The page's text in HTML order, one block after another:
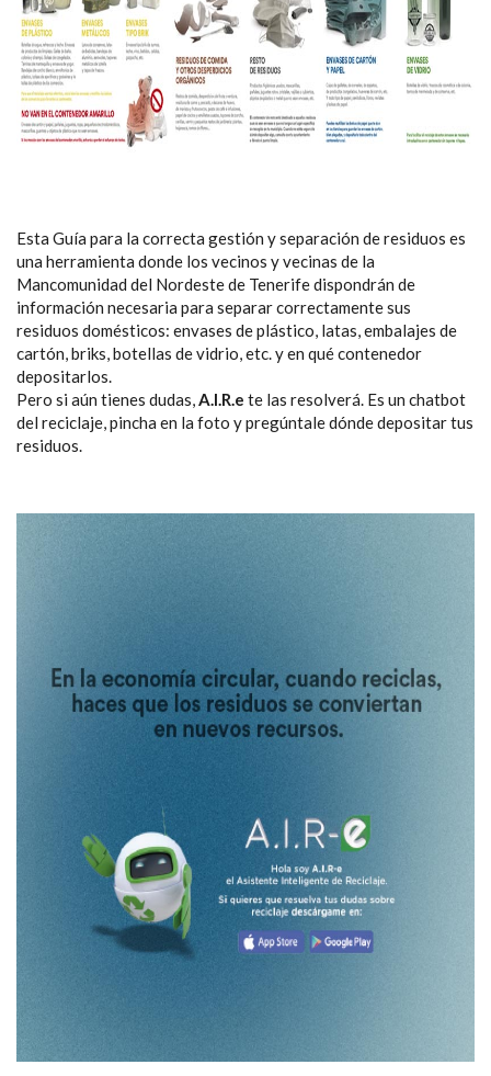
Esta Guía para la correcta gestión y separación de residuos es
una herramienta donde los vecinos y vecinas de la
Mancomunidad del Nordeste de Tenerife dispondrán de
información necesaria para separar correctamente sus
residuos domésticos: envases de plástico, latas, embalajes de
cartón, briks, botellas de vidrio, etc. y en qué contenedor
depositarlos.
Pero si aún tienes dudas, A.I.R.e te las resolverá. Es un chatbot
del reciclaje, pincha en la foto y pregúntale dónde depositar tus
residuos.